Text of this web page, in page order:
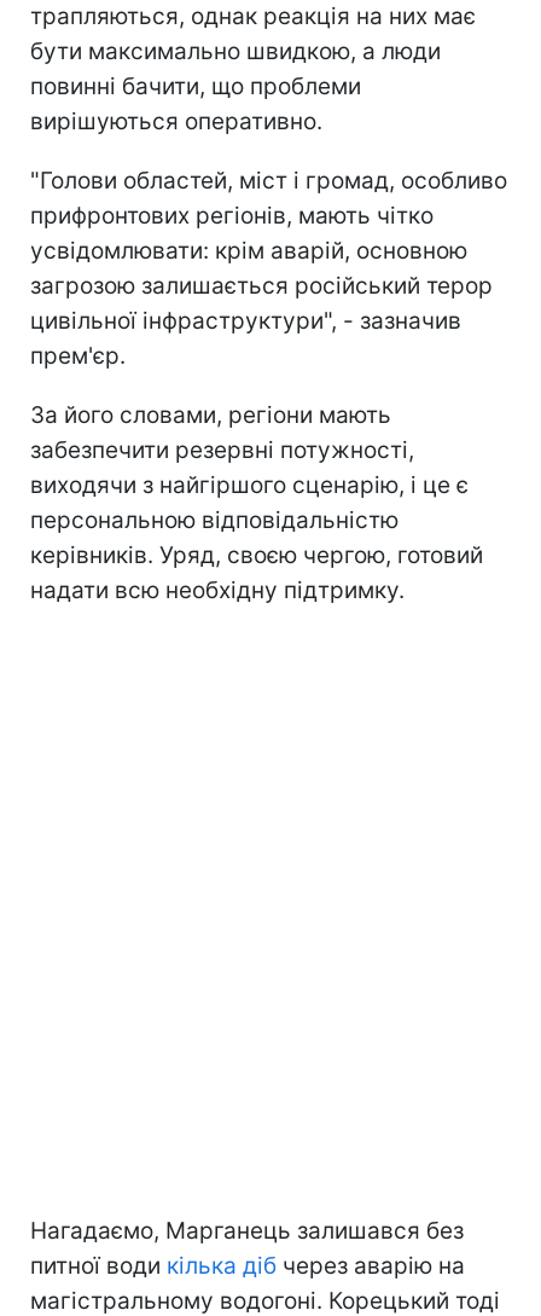
трапляються, однак реакція на них має
бути максимально швидкою, а люди
повинні бачити, що проблеми
вирішуються оперативно.
"Голови областей, міст і громад, особливо
прифронтових регіонів, мають чітко
усвідомлювати: крім аварій, основною
загрозою залишається російський терор
цивільної інфраструктури", - зазначив
прем'єр.
За його словами, регіони мають
забезпечити резервні потужності,
виходячи з найгіршого сценарію, і це є
персональною відповідальністю
керівників. Уряд, своєю чергою, готовий
надати всю необхідну підтримку.
Нагадаємо, Марганець залишався без
питної води кілька діб через аварію на
магістральному водогоні. Корецький тоді